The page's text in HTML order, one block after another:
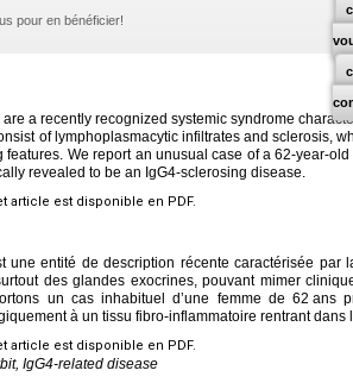
pour en bénéficier!
are a recently recognized systemic syndrome
of lymphoplasmacytic infiltrates and sclerosis,
features. We report an unusual case of a 62-year-
revealed to be an IgG4-sclerosing disease.
article est disponible en PDF.
une entité de description récente caractérisée par
des glandes exocrines, pouvant mimer
un cas inhabituel d’une femme de 62 ans
à un tissu fibro-inflammatoire rentrant dans
article est disponible en PDF.
IgG4-related disease